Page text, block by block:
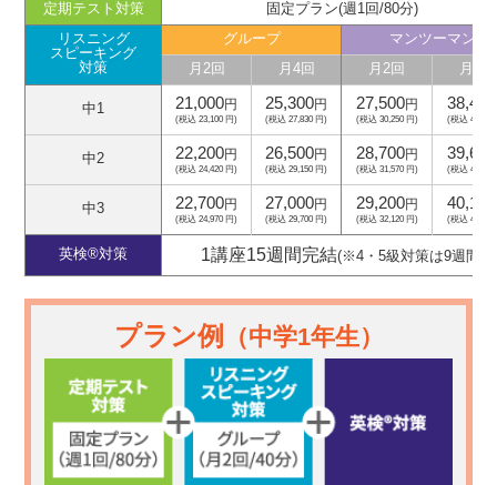
定期テスト対策
固定プラン(週1回/80分)
リスニング
スピーキング
対策
グループ
マンツーマン
月2回
月4回 月2回 月4回
中1 21,000円
(税込 23,100 円)
25,300円
(税込 27,830 円)
27,500円
(税込 30,250 円)
38,400
(税込 42,240
中2 22,200円
(税込 24,420 円)
26,500円
(税込 29,150 円)
28,700円
(税込 31,570 円)
39,600
(税込 43,560
中3 22,700円
(税込 24,970 円)
27,000円
(税込 29,700 円)
29,200円
(税込 32,120 円)
40,100
(税込 44,110
英検®対策 1講座15週間完結(※4・5級対策は9週間)
プラン例 （中学1年生）